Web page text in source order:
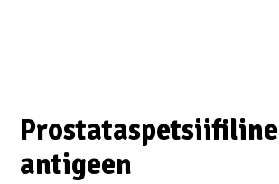
Prostataspetsiifiline
antigeen